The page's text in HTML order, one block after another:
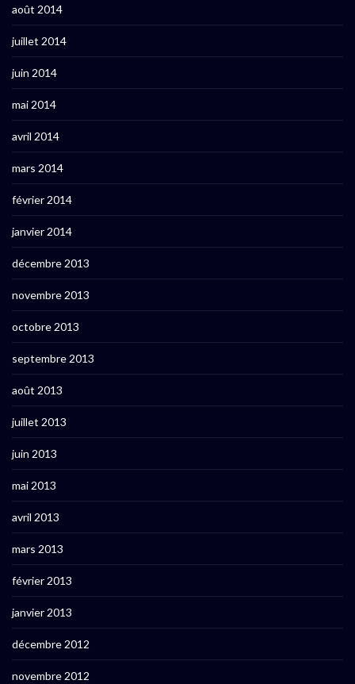
août 2014
juillet 2014
juin 2014
mai 2014
avril 2014
mars 2014
février 2014
janvier 2014
décembre 2013
novembre 2013
octobre 2013
septembre 2013
août 2013
juillet 2013
juin 2013
mai 2013
avril 2013
mars 2013
février 2013
janvier 2013
décembre 2012
novembre 2012